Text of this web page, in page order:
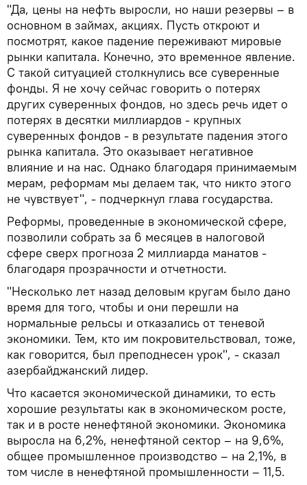
"Да, цены на нефть выросли, но наши резервы – в
основном в займах, акциях. Пусть откроют и
посмотрят, какое падение переживают мировые
рынки капитала. Конечно, это временное явление.
С такой ситуацией столкнулись все суверенные
фонды. Я не хочу сейчас говорить о потерях
других суверенных фондов, но здесь речь идет о
потерях в десятки миллиардов - крупных
суверенных фондов - в результате падения этого
рынка капитала. Это оказывает негативное
влияние и на нас. Однако благодаря принимаемым
мерам, реформам мы делаем так, что никто этого
не чувствует", - подчеркнул глава государства.
Реформы, проведенные в экономической сфере,
позволили собрать за 6 месяцев в налоговой
сфере сверх прогноза 2 миллиарда манатов -
благодаря прозрачности и отчетности.
"Несколько лет назад деловым кругам было дано
время для того, чтобы и они перешли на
нормальные рельсы и отказались от теневой
экономики. Тем, кто им покровительствовал, тоже,
как говорится, был преподнесен урок", - сказал
азербайджанский лидер.
Что касается экономической динамики, то есть
хорошие результаты как в экономическом росте,
так и в росте ненефтяной экономики. Экономика
выросла на 6,2%, ненефтяной сектор – на 9,6%,
общее промышленное производство – на 2,1%, в
том числе в ненефтяной промышленности – 11,5.